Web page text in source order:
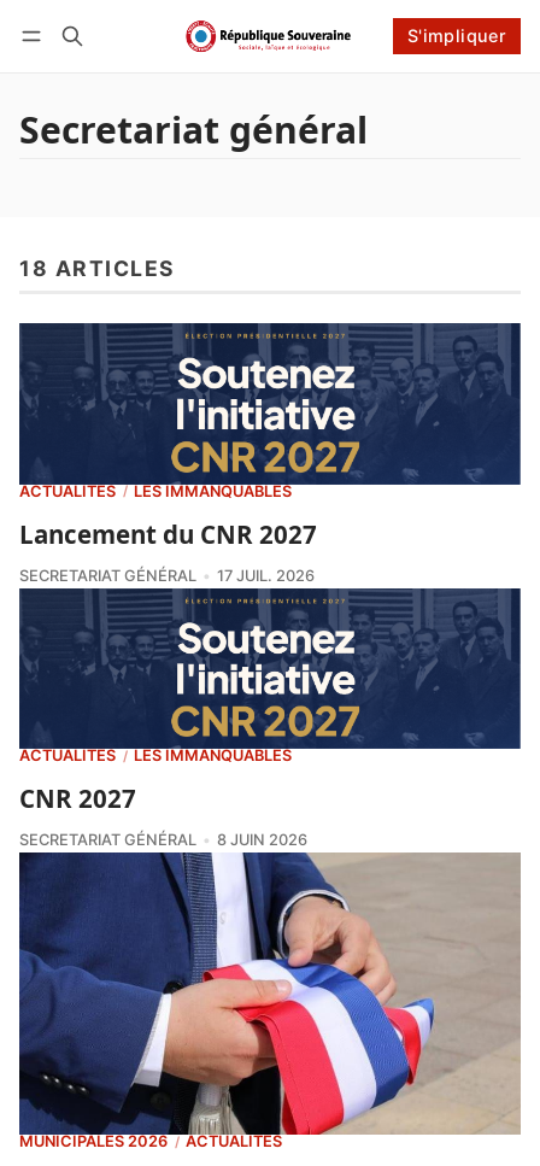
S'impliquer
Connexion S'impliquer
Secretariat général
18 ARTICLES
ACTUALITÉS / LES IMMANQUABLES
Lancement du CNR 2027
SECRETARIAT GÉNÉRAL 17 JUIL. 2026
ACTUALITÉS / LES IMMANQUABLES
CNR 2027
SECRETARIAT GÉNÉRAL 8 JUIN 2026
MUNICIPALES 2026 / ACTUALITÉS